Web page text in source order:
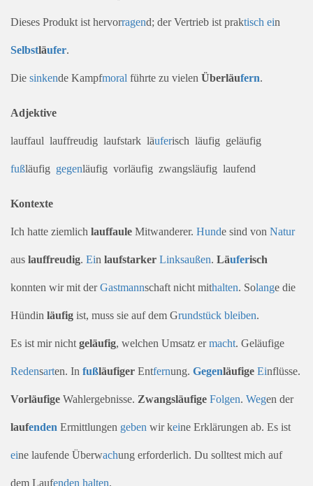
Dieses Produkt ist hervorragend; der Vertrieb ist praktisch ein
Selbstläufer.
Die sinkende Kampfmoral führte zu vielen Überläufern.
Adjektive
lauffaul lauffreudig laufstark läuferisch läufig geläufig
fußläufig gegenläufig vorläufig zwangsläufig laufend
Kontexte
Ich hatte ziemlich lauffaule Mitwanderer. Hunde sind von Natur
aus lauffreudig. Ein laufstarker Linksaußen. Läuferisch
konnten wir mit derGastmannschaft nicht mithalten. Solange die
Hündin läufig ist, muss sie auf dem Grundstück bleiben.
Es ist mir nicht geläufig, welchen Umsatz ermacht. Geläufige
Redensarten. In fußläufiger Entfernung. Gegenläufige Einflüsse.
Vorläufige Wahlergebnisse. Zwangsläufige Folgen. Wegen der
laufenden Ermittlungen geben wir keine Erklärungen ab. Es ist
eine laufende Überwachung erforderlich. Du solltest mich auf
dem Laufenden halten.